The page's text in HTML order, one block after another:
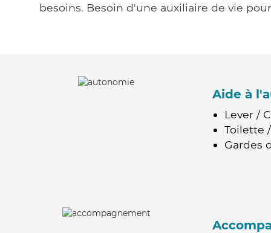
besoins. Besoin d'une auxiliaire de vie
Aide à
Lever /
Toilette
Gardes